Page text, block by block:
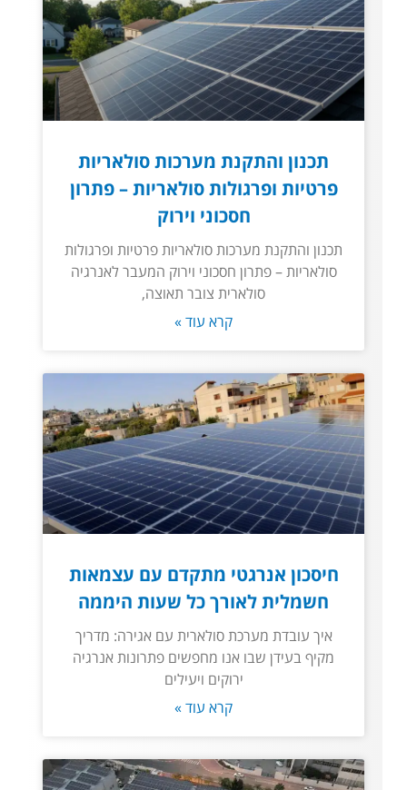
תכנון והתקנת מערכות סולאריות
פרטיות ופרגולות סולאריות – פתרון
חסכוני וירוק
תכנון והתקנת מערכות סולאריות פרטיות ופרגולות
סולאריות – פתרון חסכוני וירוק המעבר לאנרגיה
סולארית צובר תאוצה,
קרא עוד »
חיסכון אנרגטי מתקדם עם עצמאות
חשמלית לאורך כל שעות היממה
איך עובדת מערכת סולארית עם אגירה: מדריך
מקיף בעידן שבו אנו מחפשים פתרונות אנרגיה
ירוקים ויעילים
קרא עוד »